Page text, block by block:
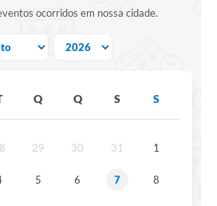
ocorridos em nossa cidade.
Q Q S S
29 30 31 1
5 6 7 8